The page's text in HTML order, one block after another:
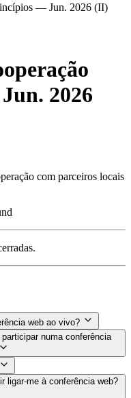
— Jun. 2026 (II)
2026
com parceiros locais
web ao vivo?
numa conferência
ligar-me à conferência web?